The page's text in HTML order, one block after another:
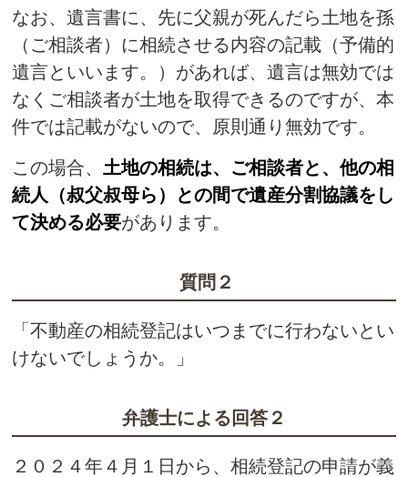
なお、遺言書に、先に父親が死んだら土地を孫
（ご相談者）に相続させる内容の記載（予備的
遺言といいます。）があれば、遺言は無効では
なくご相談者が土地を取得できるのですが、本
件では記載がないので、原則通り無効です。
この場合、土地の相続は、ご相談者と、他の相
続人（叔父叔母ら）との間で遺産分割協議をし
て決める必要があります。
質問２
「不動産の相続登記はいつまでに行わないとい
けないでしょうか。」
弁護士による回答２
２０２４年４月１日から、相続登記の申請が義